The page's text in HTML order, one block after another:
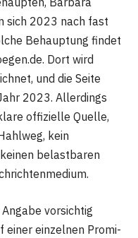
sich 2023 nach fast
Behauptung findet
Dort wird
und die Seite
2023. Allerdings
offizielle Quelle,
kein
belastbaren
vorsichtig
einer einzelnen Promi-